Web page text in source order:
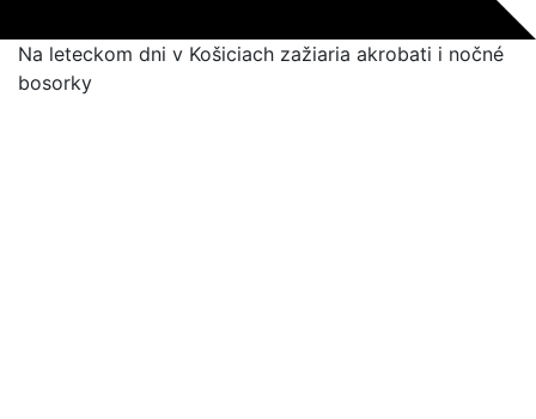
Na leteckom dni v Košiciach zažiaria akrobati i nočné
bosorky